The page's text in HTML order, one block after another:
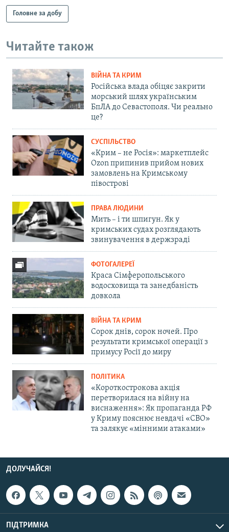
Головне за добу
Читайте також
ВІЙНА ТА КРИМ
Російська влада обіцяє закрити
морський шлях українським
БпЛА до Севастополя. Чи реально
це?
СУСПІЛЬСТВО
«Крим – не Росія»: маркетплейс
Ozon припинив прийом нових
замовлень на Кримському
півострові
ПРАВА ЛЮДИНИ
Мить – і ти шпигун. Як у
кримських судах розглядають
звинувачення в держзраді
ФОТОГАЛЕРЕЇ
Краса Сімферопольського
водосховища та занедбаність
довкола
ВІЙНА ТА КРИМ
Сорок днів, сорок ночей. Про
результати кримської операції з
примусу Росії до миру
ПОЛІТИКА
«Короткострокова акція
перетворилася на війну на
виснаження»: Як пропаганда РФ
у Криму пояснює невдачі «СВО»
та залякує «мінними атаками»
ДОЛУЧАЙСЯ!
ПІДТРИМКА